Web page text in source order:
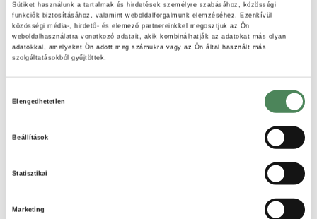
Sütiket használunk a tartalmak és hirdetések személyre szabásához, közösségi
funkciók biztosításához, valamint weboldalforgalmunk elemzéséhez. Ezenkívül
közösségi média-, hirdető- és elemező partnereinkkel megosztjuk az Ön
weboldalhasználatra vonatkozó adatait, akik kombinálhatják az adatokat más olyan
adatokkal, amelyeket Ön adott meg számukra vagy az Ön által használt más
szolgáltatásokból gyűjtöttek.
Elengedhetetlen
Beállítások
Statisztikai
Marketing
Hosszú évek óta a projekt jogi szakmai
felelőse. Az irodavezető dr. Németh Ádám
infokommunikációs szakjogász, ők tartják
karban a sablonokat, javasolják a szükséges